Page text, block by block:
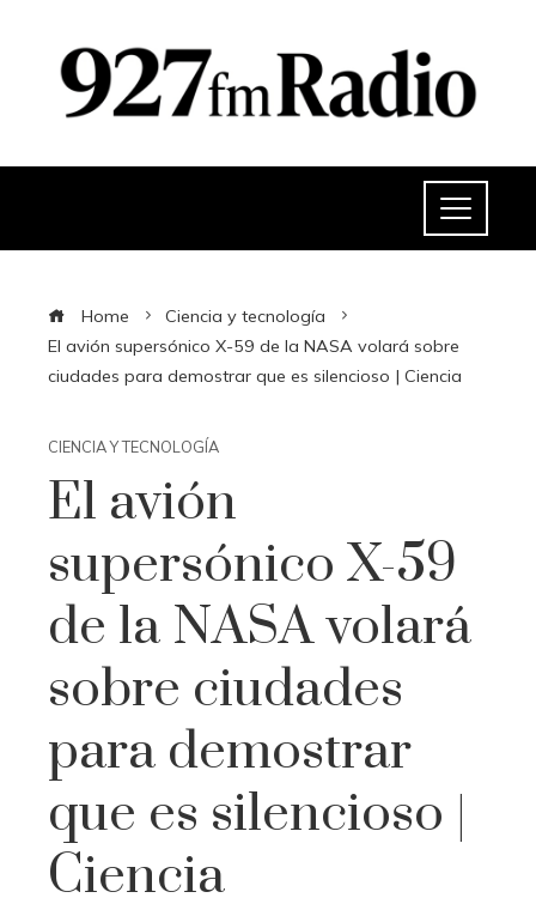
Home
Ciencia y tecnología
El avión supersónico X-59 de la NASA volará sobre
ciudades para demostrar que es silencioso | Ciencia
CIENCIA Y TECNOLOGÍA
El avión
supersónico X-59
de la NASA volará
sobre ciudades
para demostrar
que es silencioso |
Ciencia